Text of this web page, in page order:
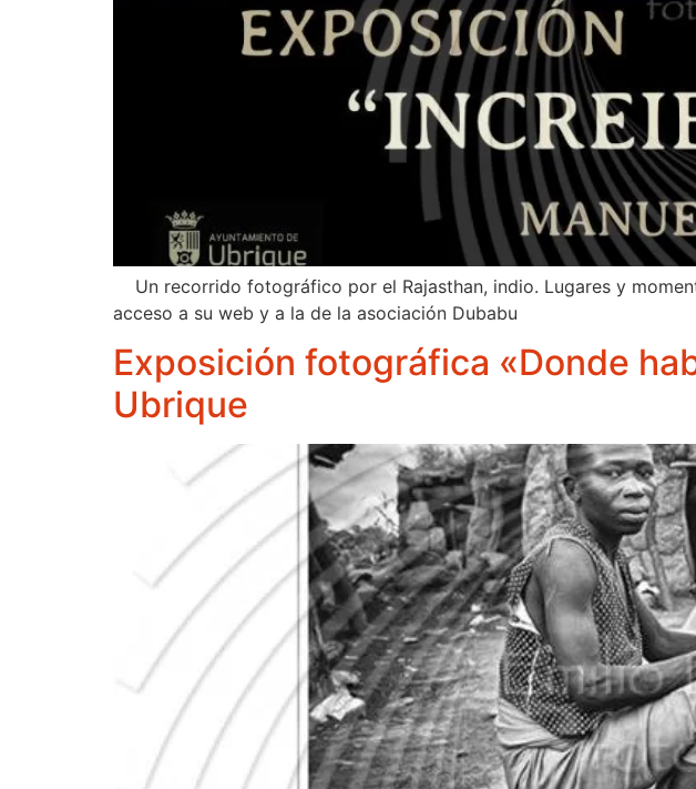
Un recorrido fotográfico por el Rajasthan, indio. Lugares y
acceso a su web y a la de la asociación Dubabu
Exposición fotográfica «Donde
Ubrique